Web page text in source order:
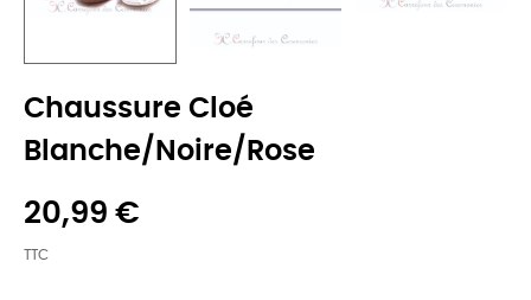
Chaussure Cloé
Blanche/Noire/Rose
20,99 €
TTC